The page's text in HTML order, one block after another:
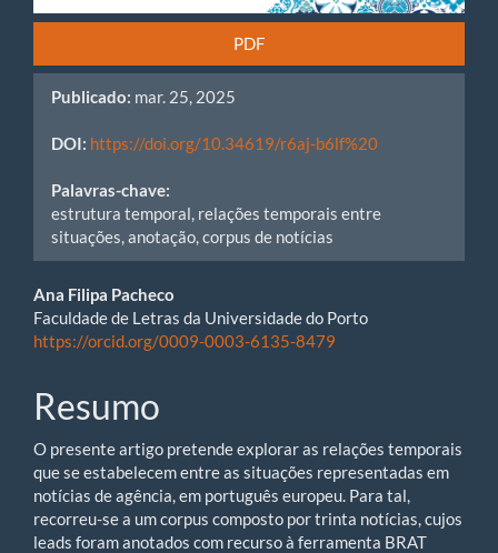
PDF
Publicado: mar. 25, 2025
DOI: https://doi.org/10.34619/r6aj-b6lf%20
Palavras-chave:
estrutura temporal, relações temporais entre
situações, anotação, corpus de notícias
Main
Article
Ana Filipa Pacheco
Faculdade de Letras da Universidade do Porto
https://orcid.org/0009-0003-6135-8479
Resumo
O presente artigo pretende explorar as relações temporais
que se estabelecem entre as situações representadas em
notícias de agência, em português europeu. Para tal,
recorreu-se a um corpus composto por trinta notícias, cujos
leads foram anotados com recurso à ferramenta BRAT